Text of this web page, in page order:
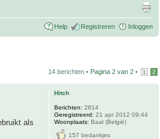
Help Registreren Inloggen
14 berichten • Pagina 2 van 2 • 1 2
als
Hitch
Berichten: 2814
Geregistreerd: 21 apr 2012 09:44
Woonplaats: Baal (België)
157 bedankjes